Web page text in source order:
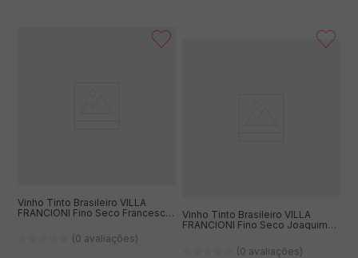
Vinho Tinto Brasileiro VILLA
FRANCIONI Fino Seco Francesco
(0 avaliações)
Vinho Tinto Brasileiro VILLA
FRANCIONI Fino Seco Joaquim
(0 avaliações)